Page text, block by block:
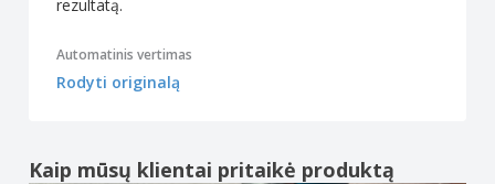
rezultatą.
Automatinis vertimas
Rodyti originalą
Kaip mūsų klientai pritaikė produktą